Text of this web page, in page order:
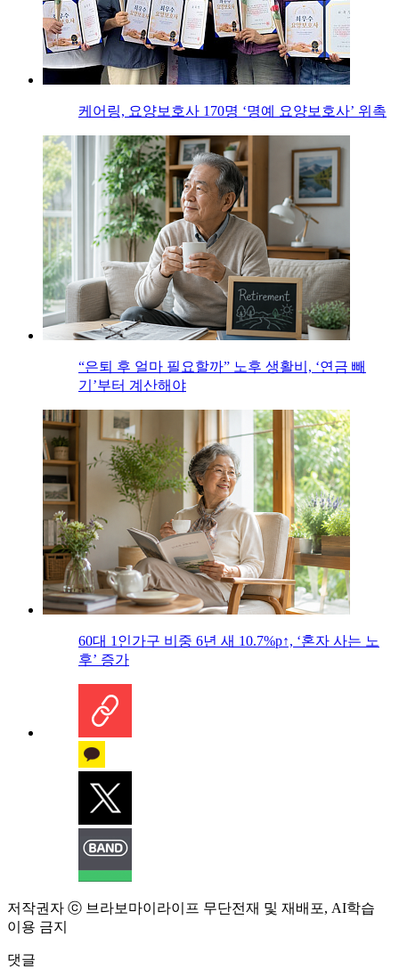
케어링, 요양보호사 170명 ‘명예 요양보호사’ 위촉
“은퇴 후 얼마 필요할까” 노후 생활비, ‘연금 빼
기’부터 계산해야
60대 1인가구 비중 6년 새 10.7%p↑, ‘혼자 사는 노
후’ 증가
저작권자 ⓒ 브라보마이라이프 무단전재 및 재배포, AI학습
이용 금지
댓글